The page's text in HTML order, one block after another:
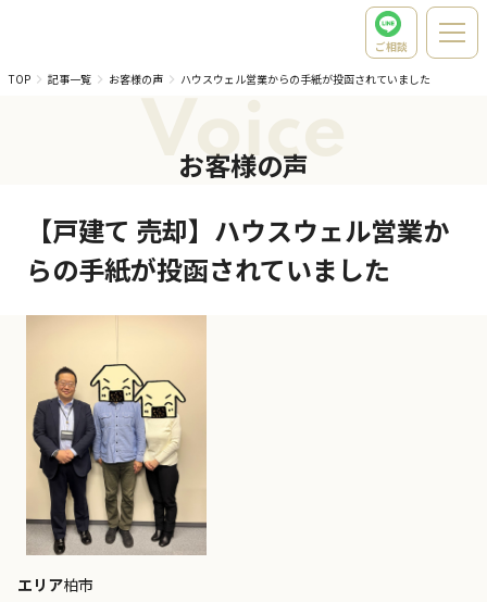
ご相談
TOP
記事一覧 お客様の声 ハウスウェル営業からの手紙が投函されていました
Voice
お客様の声
【戸建て 売却】ハウスウェル営業か
らの手紙が投函されていました
エリア柏市